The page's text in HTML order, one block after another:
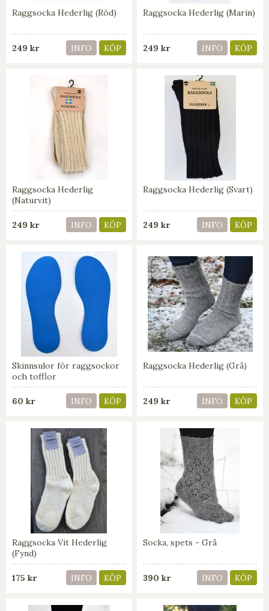
Raggsocka Hederlig (Röd)
249 kr INFO KÖP
Raggsocka Hederlig (Marin)
249 kr INFO KÖP
Raggsocka Hederlig
(Naturvit)
249 kr INFO KÖP
Raggsocka Hederlig (Svart)
249 kr INFO KÖP
Skinnsulor för raggsockor
och tofflor
60 kr INFO KÖP
Raggsocka Hederlig (Grå)
249 kr INFO KÖP
Raggsocka Vit Hederlig
(Fynd)
175 kr INFO KÖP
Socka, spets - Grå
390 kr INFO KÖP